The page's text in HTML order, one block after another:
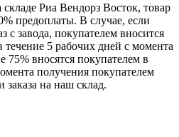
Риа Вендорз Восток, товар
предоплаты. В случае, если
c завода, покупателем вносится
течение 5 рабочих дней с момента
75% вносятся покупателем в
получения покупателем
заказа на наш склад.